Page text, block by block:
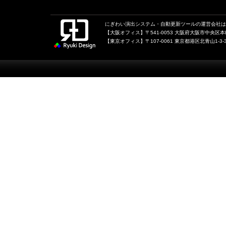
にぎわい演出システム・自動更新ツールの運営会
【大阪オフィス】〒541-0053 大阪府大阪市中央区
【東京オフィス】〒107-0061 東京都港区北青山1-